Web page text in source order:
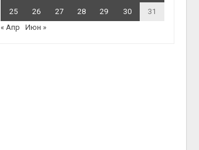
25 26 27 28 29 30
31
« Апр
Июн »